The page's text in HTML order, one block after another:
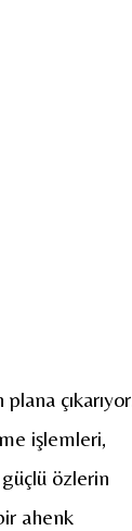
çıkarıyor.
işlemleri,
güçlü özlerin
ahenk